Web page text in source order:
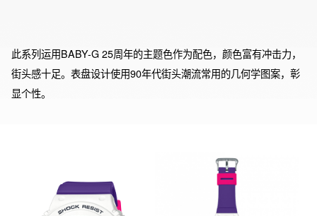
此系列运用BABY-G 25周年的主题色作为配色，颜色富有冲击力，
街头感十足。表盘设计使用90年代街头潮流常用的几何学图案，彰
显个性。